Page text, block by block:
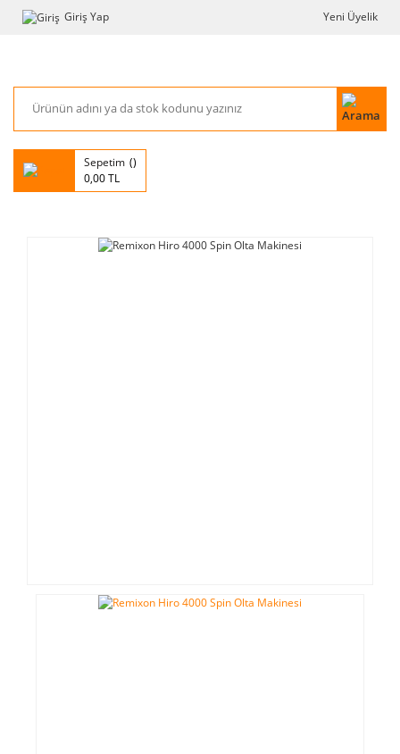
Giriş Yap Yeni Üyelik
Sepetim
0,00 TL